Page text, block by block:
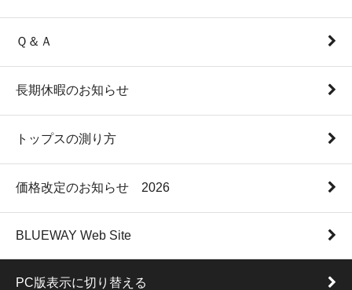
Ｑ＆Ａ
長期休暇のお知らせ
トップスの測り方
価格改定のお知らせ 2026
BLUEWAY Web Site
PC版表示に切り替える